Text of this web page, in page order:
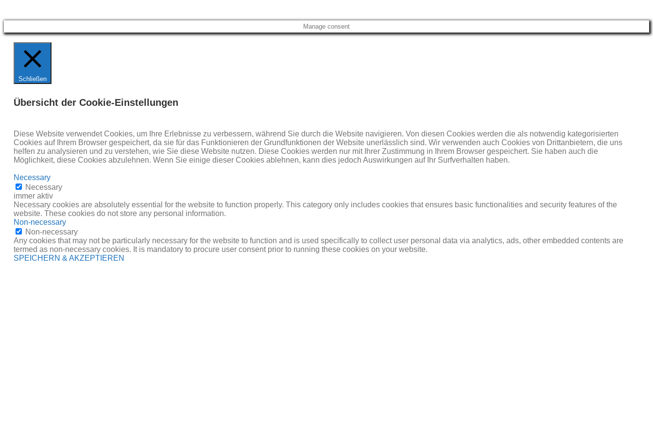
Manage consent
Schließen
Übersicht der Cookie-Einstellungen
Diese Website verwendet Cookies, um Ihre Erlebnisse zu verbessern, während Sie durch die Website navigieren. Von diesen Cookies werden die als notwendig kategorisierten
Cookies auf Ihrem Browser gespeichert, da sie für das Funktionieren der Grundfunktionen der Website unerlässlich sind. Wir verwenden auch Cookies von Drittanbietern, die uns
helfen zu analysieren und zu verstehen, wie Sie diese Website nutzen. Diese Cookies werden nur mit Ihrer Zustimmung in Ihrem Browser gespeichert. Sie haben auch die
Möglichkeit, diese Cookies abzulehnen. Wenn Sie einige dieser Cookies ablehnen, kann dies jedoch Auswirkungen auf Ihr Surfverhalten haben.
Necessary
Necessary
immer aktiv
Necessary cookies are absolutely essential for the website to function properly. This category only includes cookies that ensures basic functionalities and security features of the
website. These cookies do not store any personal information.
Non-necessary
Non-necessary
Any cookies that may not be particularly necessary for the website to function and is used specifically to collect user personal data via analytics, ads, other embedded contents are
termed as non-necessary cookies. It is mandatory to procure user consent prior to running these cookies on your website.
SPEICHERN & AKZEPTIEREN